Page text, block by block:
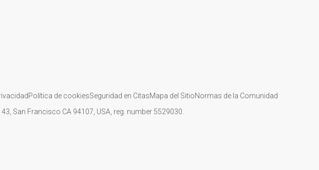
Política de cookiesSeguridad en CitasMapa del SitioNormas de la Comunidad
San Francisco CA 94107, USA, reg. number 5529030.